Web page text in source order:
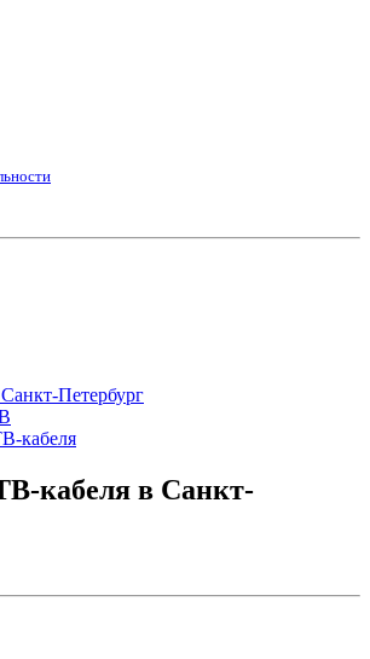
Петербург
кабеля
кабеля в Санкт-